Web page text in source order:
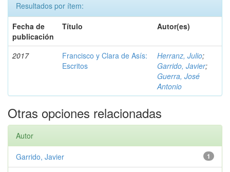
Resultados por ítem:
Fecha de
publicación
Título Autor(es)
2017
Francisco y Clara de Asís:
Escritos
Herranz, Julio;
Garrido, Javier;
Guerra, José
Antonio
Otras opciones relacionadas
Autor
1
Garrido, Javier